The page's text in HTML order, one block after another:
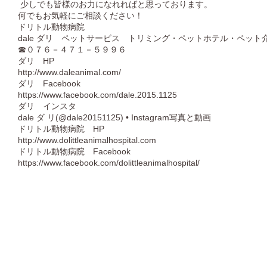
少しでも皆様のお力になれればと思っております。
何でもお気軽にご相談ください！
ドリトル動物病院
dale ダリ ペットサービス トリミング・ペットホテル・ペット
☎０７６－４７１－５９９６
ダリ HP
http://www.daleanimal.com/
ダリ Facebook
https://www.facebook.com/dale.2015.1125
ダリ インスタ
dale ダ リ(@dale20151125) • Instagram写真と動画
ドリトル動物病院 HP
http://www.dolittleanimalhospital.com
ドリトル動物病院 Facebook
https://www.facebook.com/dolittleanimalhospital/